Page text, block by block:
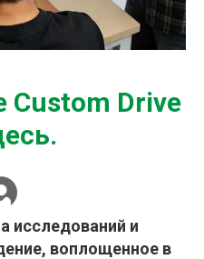
Drive
исследований и
воплощенное в